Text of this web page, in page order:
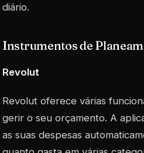
diário.
Instrumentos de
Revolut
Revolut oferece várias
gerir o seu orçamento. A
as suas despesas